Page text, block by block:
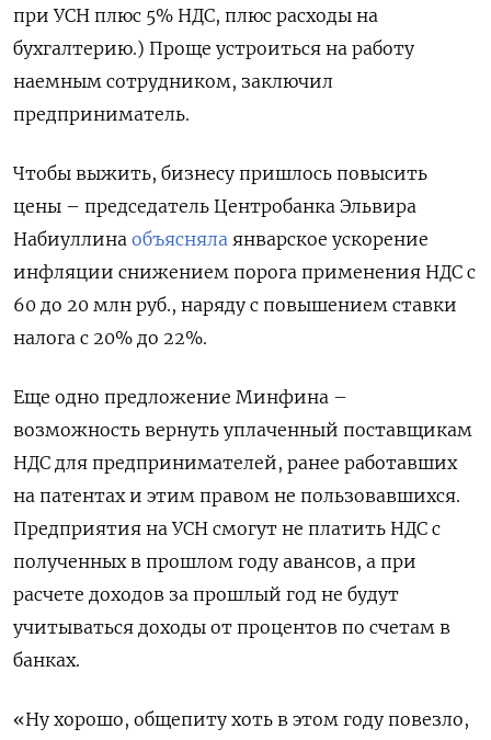
при УСН плюс 5% НДС, плюс расходы на
бухгалтерию.) Проще устроиться на работу
наемным сотрудником, заключил
предприниматель.
Чтобы выжить, бизнесу пришлось повысить
цены – председатель Центробанка Эльвира
Набиуллина объясняла январское ускорение
инфляции снижением порога применения НДС с
60 до 20 млн руб., наряду с повышением ставки
налога с 20% до 22%.
Еще одно предложение Минфина –
возможность вернуть уплаченный поставщикам
НДС для предпринимателей, ранее работавших
на патентах и этим правом не пользовавшихся.
Предприятия на УСН смогут не платить НДС с
полученных в прошлом году авансов, а при
расчете доходов за прошлый год не будут
учитываться доходы от процентов по счетам в
банках.
«Ну хорошо, общепиту хоть в этом году повезло,